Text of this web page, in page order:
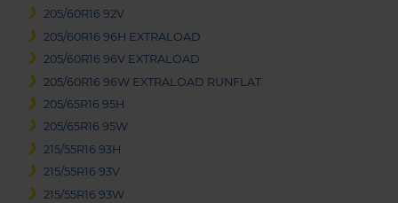
205/60R16 92V
205/60R16 96H EXTRALOAD
205/60R16 96V EXTRALOAD
205/60R16 96W EXTRALOAD RUNFLAT
205/65R16 95H
205/65R16 95W
215/55R16 93H
215/55R16 93V
215/55R16 93W